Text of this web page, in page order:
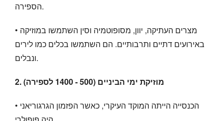
הספירה.
• מצרים העתיקה, יוון, מסופוטמיה וסין השתמשו במוזיקה
באירועים דתיים ותרבותיים. הם השתמשו בכלים כמו לירים
ונבלים.
2. מוזיקת ימי הביניים (500 - 1400 לספירה)
• הכנסייה הייתה המוקד העיקרי, כאשר הפזמון הגרגוריאני